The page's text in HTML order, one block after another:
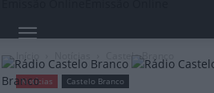
Branco
Castelo Branco
Notícias Castelo Branco